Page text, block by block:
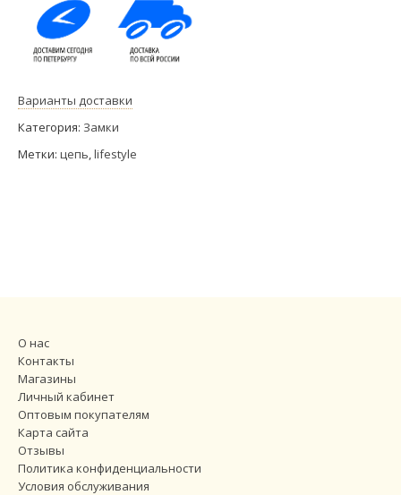
Варианты доставки
Категория: Замки
Метки: цепь,lifestyle
О нас
Контакты
Магазины
Личный кабинет
Оптовым покупателям
Карта сайта
Отзывы
Политика конфиденциальности
Условия обслуживания